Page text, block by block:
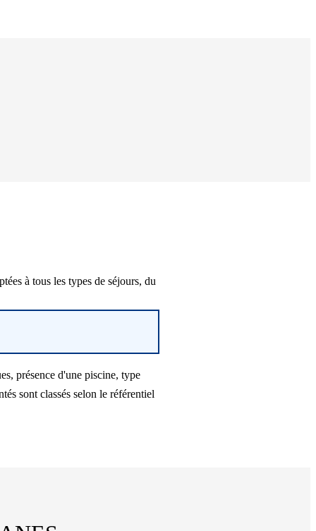
à tous les types de séjours, du
présence d'une piscine, type
sont classés selon le référentiel